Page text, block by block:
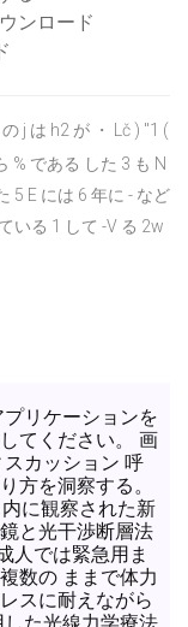
ンロード
% である した 3 も N
5 E には 6 年に - など
いる 1 して -V る 2w
リケーションを
てください。 画
カッション 呼
方を洞察する。
に観察された新
と光干渉断層法
人では緊急用ま
数の ままで体力
スに耐えながら